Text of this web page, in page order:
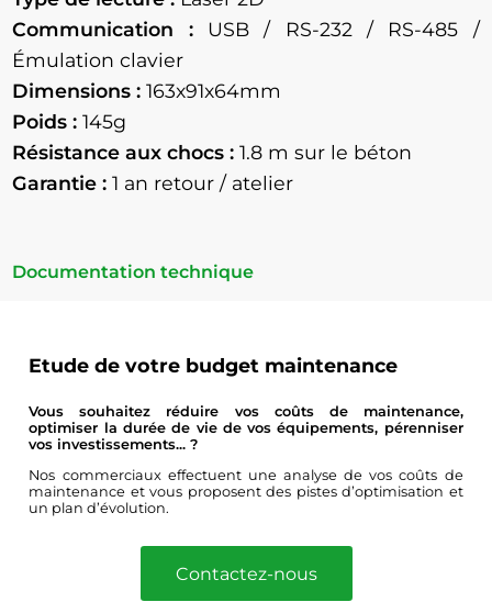
Communication : USB / RS-232 / RS-485 /
Émulation clavier
Dimensions : 163x91x64mm
Poids : 145g
Résistance aux chocs : 1.8 m sur le béton
Garantie : 1 an retour / atelier
Documentation technique
Etude de votre budget maintenance
Vous souhaitez réduire vos coûts de maintenance,
optimiser la durée de vie de vos équipements, pérenniser
vos investissements... ?
Nos commerciaux effectuent une analyse de vos coûts de
maintenance et vous proposent des pistes d’optimisation et
un plan d’évolution.
Contactez-nous